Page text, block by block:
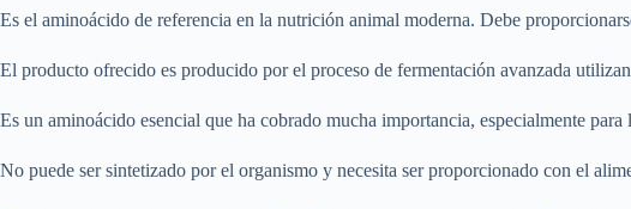
Es el aminoácido de referencia en la nutrición animal moderna. Debe
El producto ofrecido es producido por el proceso de fermentación avanzada
Es un aminoácido esencial que ha cobrado mucha importancia, especialmente para
No puede ser sintetizado por el organismo y necesita ser proporcionado con el